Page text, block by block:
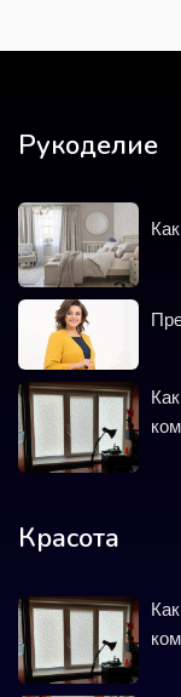
Рукоделие
Красота